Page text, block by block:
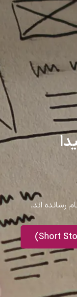
رسانده اند.